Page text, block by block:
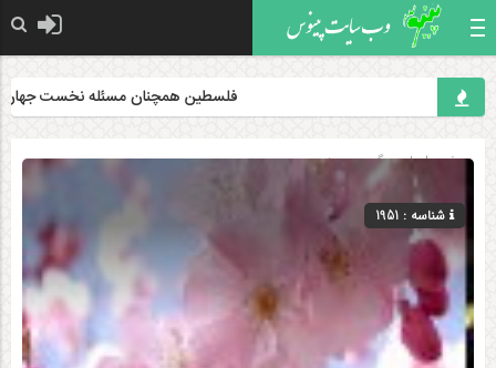
فلسطین همچنان مسئله نخست جهان
صفحه اصلی» گروه »دینی
شناسه : 1951